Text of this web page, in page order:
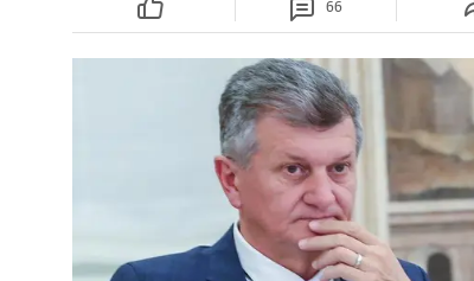
ZABORAVLJENI ASOVI
Pitali smo bivše ministre kako
pomažu u borbi protiv korone